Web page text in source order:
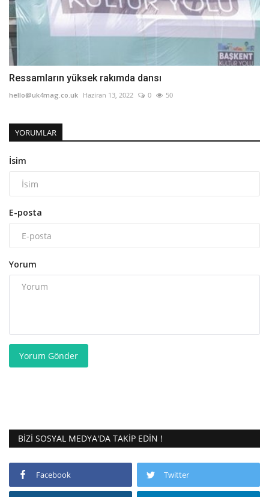
Ressamların yüksek rakımda dansı
hello@uk4mag.co.uk Haziran 13, 2022 0 50
YORUMLAR
İsim
E-posta
Yorum
Yorum Gönder
BIZI SOSYAL MEDYA'DA TAKIP EDIN !
Facebook Twitter